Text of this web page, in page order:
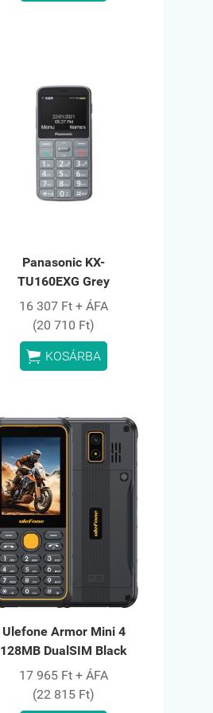
Panasonic KX-
TU160EXG Grey
16 307 Ft + ÁFA
(20 710 Ft)
 KOSÁRBA
Ulefone Armor Mini 4
128MB DualSIM Black
17 965 Ft + ÁFA
(22 815 Ft)